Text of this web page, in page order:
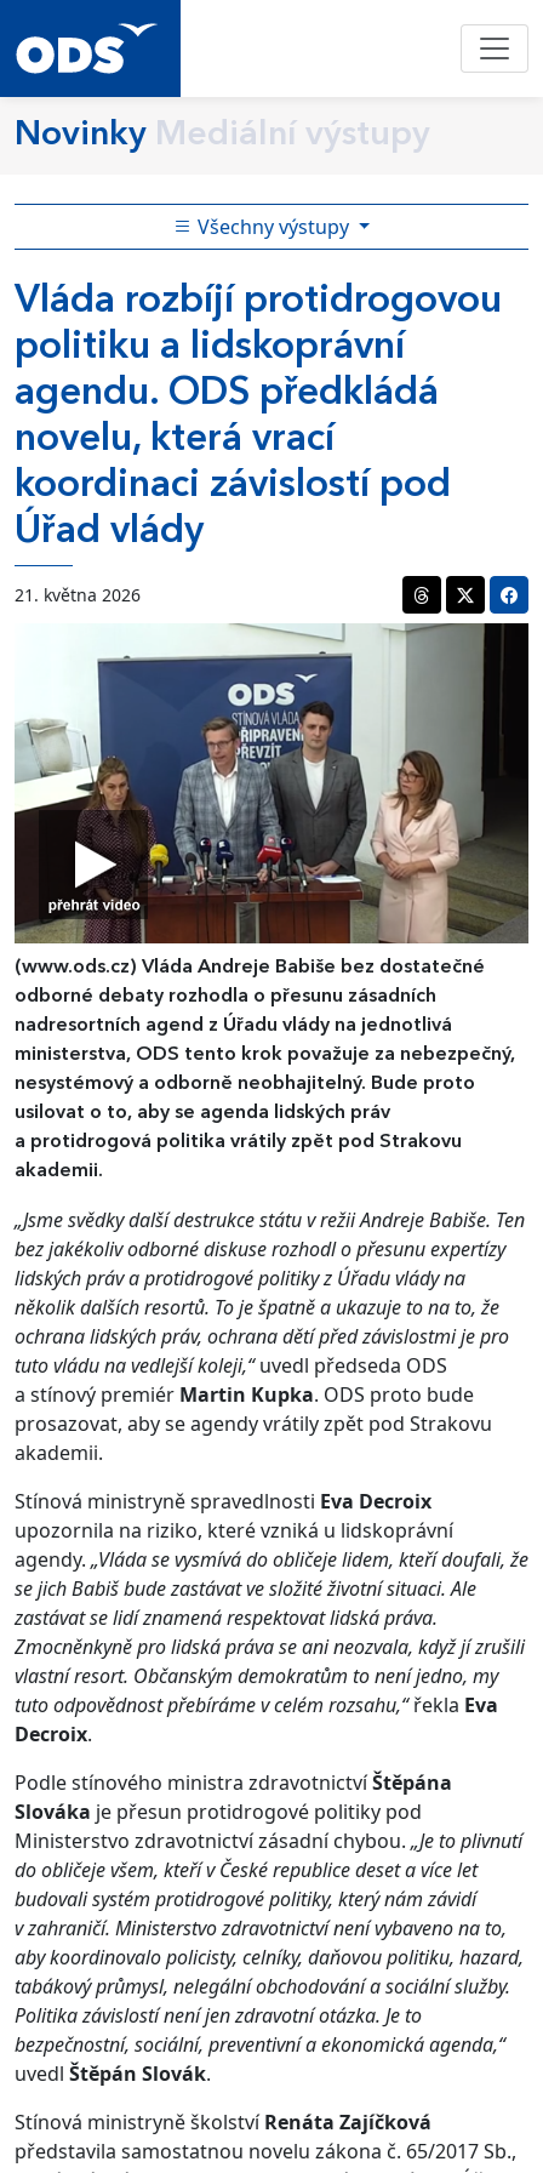
Novinky Mediální výstupy
Všechny výstupy
Vláda rozbíjí protidrogovou
politiku a lidskoprávní
agendu. ODS předkládá
novelu, která vrací
koordinaci závislostí pod
Úřad vlády
21. května 2026
(www.ods.cz) Vláda Andreje Babiše bez dostatečné
odborné debaty rozhodla o přesunu zásadních
nadresortních agend z Úřadu vlády na jednotlivá
ministerstva, ODS tento krok považuje za nebezpečný,
nesystémový a odborně neobhajitelný. Bude proto
usilovat o to, aby se agenda lidských práv
a protidrogová politika vrátily zpět pod Strakovu
akademii.
„Jsme svědky další destrukce státu v režii Andreje Babiše. Ten
bez jakékoliv odborné diskuse rozhodl o přesunu expertízy
lidských práv a protidrogové politiky z Úřadu vlády na
několik dalších resortů. To je špatně a ukazuje to na to, že
ochrana lidských práv, ochrana dětí před závislostmi je pro
tuto vládu na vedlejší koleji,“uvedl předseda ODS
a stínový premiér Martin Kupka. ODS proto bude
prosazovat, aby se agendy vrátily zpět pod Strakovu
akademii.
Stínová ministryně spravedlnosti Eva Decroix
upozornila na riziko, které vzniká u lidskoprávní
agendy. „Vláda se vysmívá do obličeje lidem, kteří doufali, že
se jich Babiš bude zastávat ve složité životní situaci. Ale
zastávat se lidí znamená respektovat lidská práva.
Zmocněnkyně pro lidská práva se ani neozvala, když jí zrušili
vlastní resort. Občanským demokratům to není jedno, my
tuto odpovědnost přebíráme v celém rozsahu,“řekla Eva
Decroix.
Podle stínového ministra zdravotnictvíŠtěpána
Slováka je přesun protidrogové politiky pod
Ministerstvo zdravotnictví zásadní chybou. „Je to plivnutí
do obličeje všem, kteří v České republice deset a více let
budovali systém protidrogové politiky, který nám závidí
v zahraničí. Ministerstvo zdravotnictví není vybaveno na to,
aby koordinovalo policisty, celníky, daňovou politiku, hazard,
tabákový průmysl, nelegální obchodování a sociální služby.
Politika závislostí není jen zdravotní otázka. Je to
bezpečnostní, sociální, preventivní a ekonomická agenda,“
uvedl Štěpán Slovák.
Stínová ministryně školstvíRenáta Zajíčková
představila samostatnou novelu zákona č. 65/2017 Sb.,